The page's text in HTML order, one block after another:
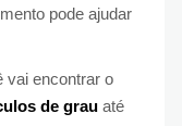
pode ajudar
vai encontrar o
de grau até